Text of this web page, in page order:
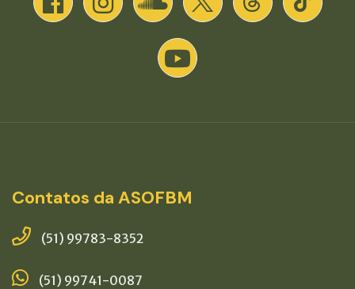
Contatos da ASOFBM
(51) 99783-8352
(51) 99741-0087